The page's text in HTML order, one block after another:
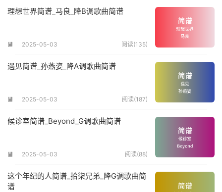
理想世界简谱_马良_降B调歌曲简谱
 2025-05-03 阅读(135)
遇见简谱_孙燕姿_降A调歌曲简谱
 2025-05-03 阅读(187)
候诊室简谱_Beyond_G调歌曲简谱
 2025-05-03 阅读(88)
这个年纪的人简谱_拾柒兄弟_降G调歌曲简
谱